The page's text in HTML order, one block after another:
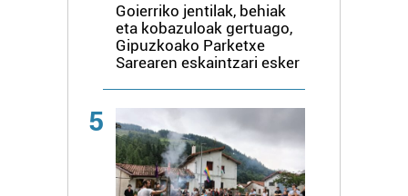
Goierriko jentilak, behiak
eta kobazuloak gertuago,
Gipuzkoako Parketxe
Sarearen eskaintzari esker
5